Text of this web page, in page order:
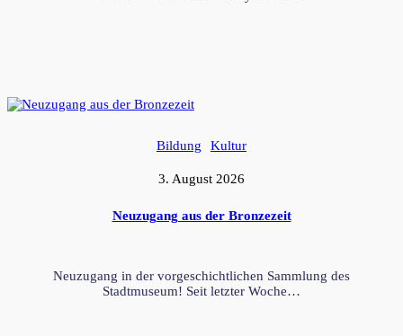
Bildung Kultur
3. August 2026
Neuzugang aus der Bronzezeit
Neuzugang in der vorgeschichtlichen Sammlung des
Stadtmuseum! Seit letzter Woche…